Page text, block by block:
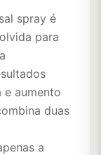
spray é
para
aumento
duas
a